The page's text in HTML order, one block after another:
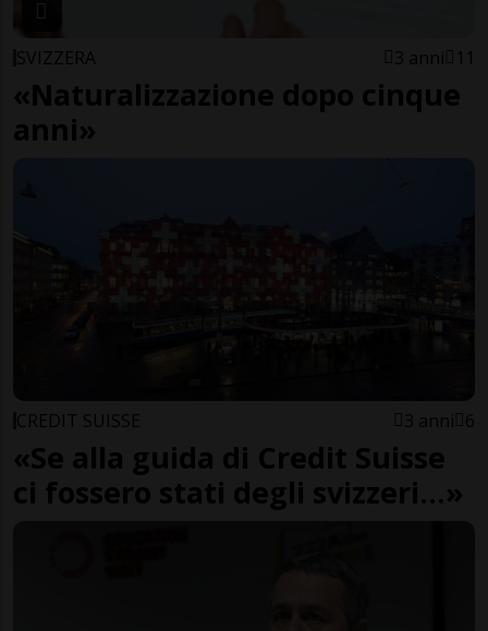
SVIZZERA 3 anni 11
«Naturalizzazione dopo cinque
anni»
CREDIT SUISSE 3 anni 6
«Se alla guida di Credit Suisse
ci fossero stati degli svizzeri...»